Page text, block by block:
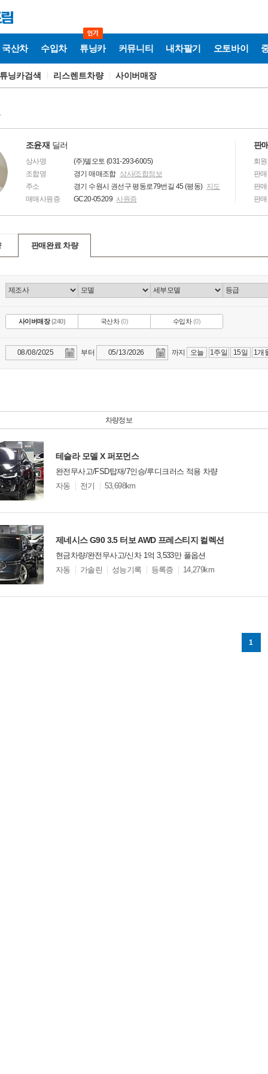
국산차 수입차 튜닝카 커뮤니티 내차팔기 오토바이
닝카검색 리스렌트차량 사이버매장
조윤재 딜러
상사명
(주)델오토 (031-293-6005)
조합명
경기 매매조합 상사/조합정보
주소
경기 수원시 권선구 평동로79번길 45 (평동) 지도
매매사원증
GC20-05209 사원증
판
회
판
판
판
판매완료 차량
사이버매장(240) 국산차(0) 수입차(0)
부터 까지 오늘 1주일 15일 1개
차량정보
테슬라 모델 X 퍼포먼스
완전무사고/FSD탑재/7인승/루디크러스 적용 차량
모
션
자동 전기 53,698km
제네시스 G90 3.5 터보 AWD 프레스티지 컬렉션
현금차량/완전무사고/신차 1억 3,533만 풀옵션
모
션
자동 가솔린 성능기록 등록증 14,279km
1